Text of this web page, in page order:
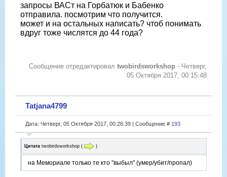
запросы ВАСт на Горбатюк и Бабенко
отправила. посмотрим что получится.
может и на остальных написать? чтоб понимать
вдруг тоже числятся до 44 года?
Сообщение отредактировал twobirdsworkshop - Четверг,
05 Октября 2017, 00:15:48
Tatjana4799
Дата: Четверг, 05 Октября 2017, 00:26:39 | Сообщение # 193
Цитата twobirdsworkshop ( )
на Мемориале только те кто "выбыл" (умер/убит/пропал)